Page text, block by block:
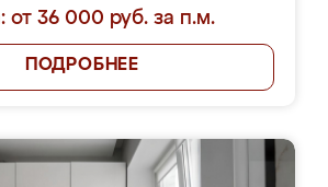
от 36 000 руб. за п.м.
ПОДРОБНЕЕ